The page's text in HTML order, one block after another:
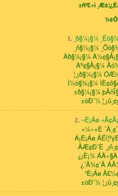
±ñº£÷ì
1. ¸ð§¼¡§¼
¸ñ§½¡§¼
Àð§¼¡§¼
Àº¢§Â¡§¼
¦¸¡ð§¼¡§¼
Ì½ò§¾¡§¼
±ð§¼¡§¼
±òÐ¨½
2. ¬È¡Áø
«¼÷×È
Á¡È¡Áø
ÅÆ¢Ð¨È
¿¡È¡¾
¿¨Ã¾¢¨Ã
²È¡Áø
±òÐ¨½